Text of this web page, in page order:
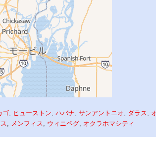
ゴ ヒューストン ,ハバナ ,サンアントニオ ダラス
メンフィス ウィニペグ オクラホマシティ